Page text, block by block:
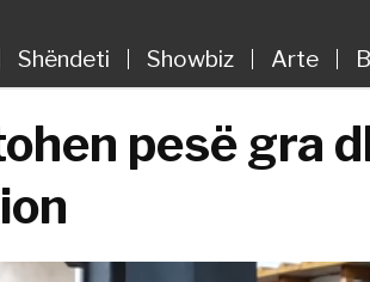
Shëndeti Showbiz Arte
pesë gra